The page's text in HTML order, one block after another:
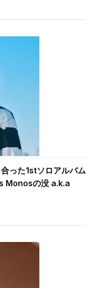
った1stソロアルバム
Monosの没 a.k.a